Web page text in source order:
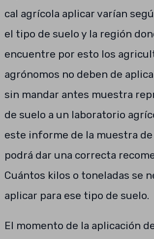
cal agrícola aplicar varían
el tipo de suelo y la región
encuentre por esto los
agrónomos no deben de
sin mandar antes muestra
de suelo a un laboratorio
este informe de la muestra de
podrá dar una correcta
Cuántos kilos o toneladas se
aplicar para ese tipo de suelo.
El momento de la aplicación